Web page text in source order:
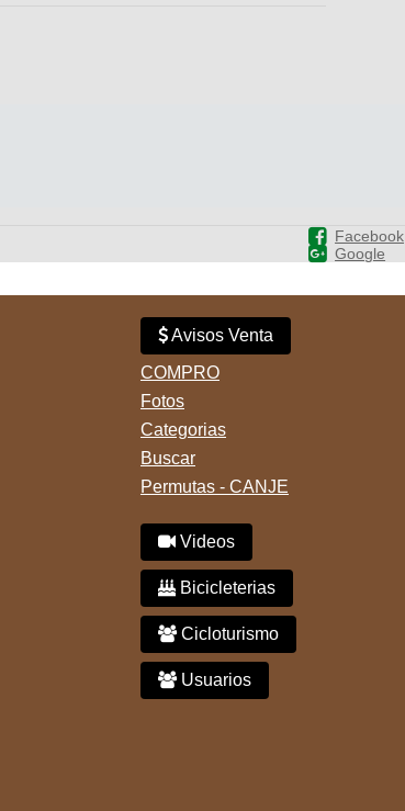
Facebook
Google
Avisos Venta
COMPRO
Fotos
Categorias
Buscar
Permutas - CANJE
Videos
Bicicleterias
Cicloturismo
Usuarios